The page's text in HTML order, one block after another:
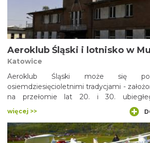
Aeroklubu znajduje się w Rudnikach
powstało ono podczas II wojny
celom wojskowym.
Aeroklub Śląski i lotnisko w
Katowice
Aeroklub Śląski może się
osiemdziesięcioletnimi tradycjami -
na przełomie lat 20. i 30.
wychowankami są m.in.: Edward
mistrz świata, Waldemar Ozga –
Edward Ciapała – wicemistrz świata
lotniczym i wielu innych, świetnych
więcej >>